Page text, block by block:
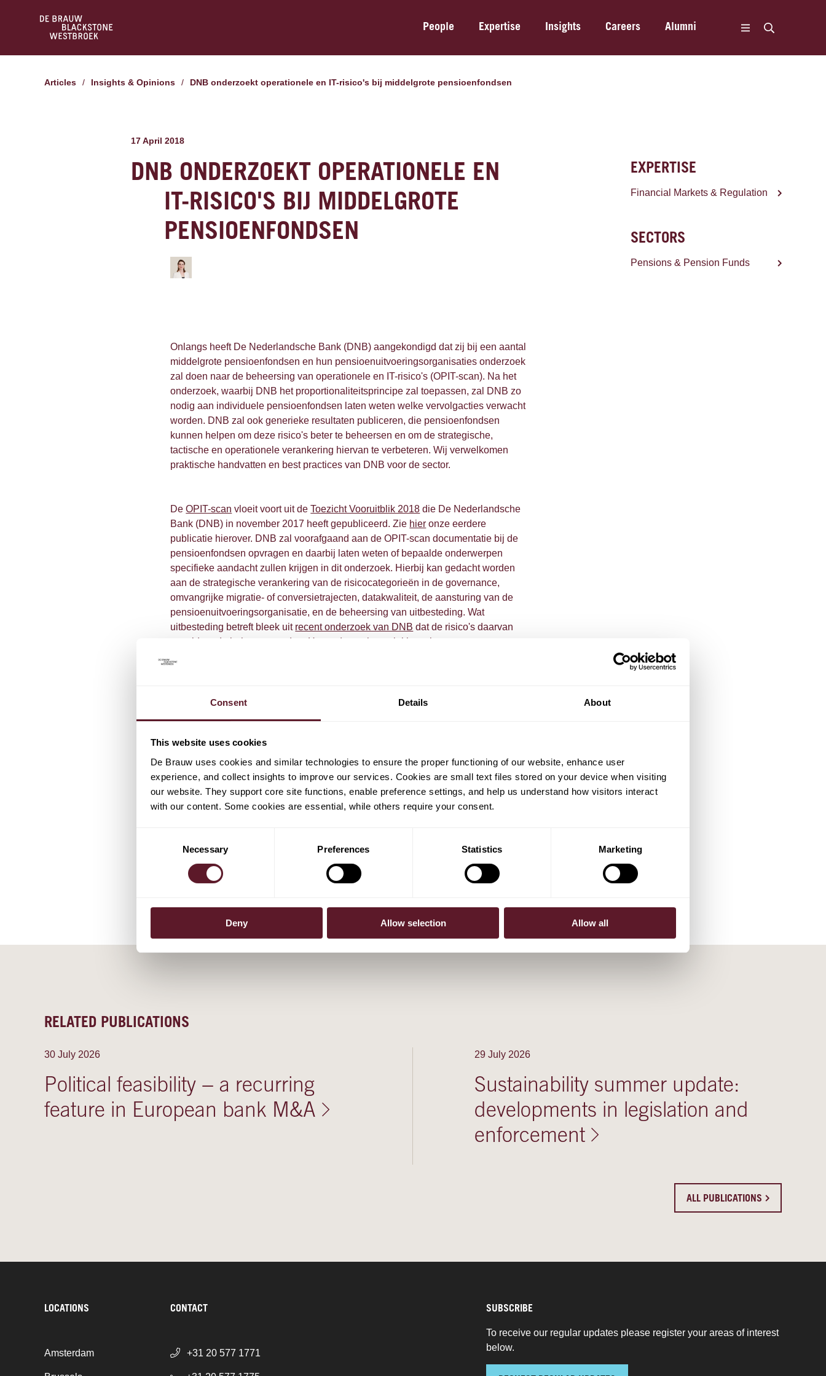
Consent Details About
This website uses cookies
De Brauw uses cookies and similar technologies to ensure the proper functioning of our website, enhance user
experience, and collect insights to improve our services. Cookies are small text files stored on your device when visiting
our website. They support core site functions, enable preference settings, and help us understand how visitors interact
with our content. Some cookies are essential, while others require your consent.
Necessary Preferences Statistics Marketing
Deny Allow selection Allow all
People Expertise Insights Careers Alumni
Articles / Insights & Opinions / DNB onderzoekt operationele en IT-risico's bij middelgrote pensioenfondsen
17 April 2018
DNB ONDERZOEKT OPERATIONELE EN
IT-RISICO'S BIJ MIDDELGROTE
PENSIOENFONDSEN
Onlangs heeft De Nederlandsche Bank (DNB) aangekondigd dat zij bij een aantal
middelgrote pensioenfondsen en hun pensioenuitvoeringsorganisaties onderzoek
zal doen naar de beheersing van operationele en IT-risico's (OPIT-scan). Na het
onderzoek, waarbij DNB het proportionaliteitsprincipe zal toepassen, zal DNB zo
nodig aan individuele pensioenfondsen laten weten welke vervolgacties verwacht
worden. DNB zal ook generieke resultaten publiceren, die pensioenfondsen
kunnen helpen om deze risico's beter te beheersen en om de strategische,
tactische en operationele verankering hiervan te verbeteren. Wij verwelkomen
praktische handvatten en best practices van DNB voor de sector.
DeOPIT-scan vloeit voort uit deToezicht Vooruitblik 2018 die De Nederlandsche
Bank (DNB) in november 2017 heeft gepubliceerd. Zie hier onze eerdere
publicatie hierover. DNB zal voorafgaand aan de OPIT-scan documentatie bij de
pensioenfondsen opvragen en daarbij laten weten of bepaalde onderwerpen
specifieke aandacht zullen krijgen in dit onderzoek. Hierbij kan gedacht worden
aan de strategische verankering van de risicocategorieën in de governance,
omvangrijke migratie- of conversietrajecten, datakwaliteit, de aansturing van de
pensioenuitvoeringsorganisatie, en de beheersing van uitbesteding. Wat
uitbesteding betreft bleek uit recent onderzoek van DNB dat de risico's daarvan
onvoldoende beheerst worden.
Het onderzoek ter plekke zal ongeveer twee tot
EXPERTS
Eva Schram
EXPERTISE
Financial Markets & Regulation
SECTORS
Pensions & Pension Funds
RELATED PUBLICATIONS
30 July 2026
Political feasibility − a recurring
feature in European bank M&A
29 July 2026
Sustainability summer update:
developments in legislation and
enforcement
ALL PUBLICATIONS
LOCATIONS
Amsterdam
CONTACT
+31 20 577 1771
SUBSCRIBE
To receive our regular updates please register your areas of interest
below.